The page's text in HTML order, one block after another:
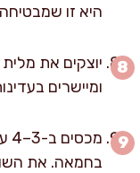
היא זו
יוצקים את
ומיישרים
בחמאה. את